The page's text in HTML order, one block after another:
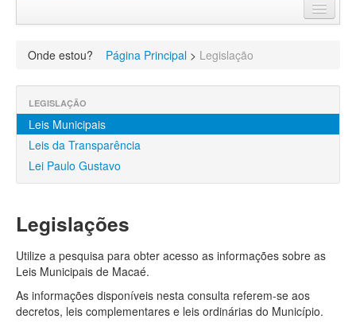
Planos Municipais
Finanças
Funcionalismo
Licitações e Contratos
Convênios
Locações
Controle Social
Onde estou? Página Principal > Legislação
LEGISLAÇÃO
Leis Municipais
Leis da Transparência
Lei Paulo Gustavo
Legislações
Utilize a pesquisa para obter acesso as informações sobre as
Leis Municipais de Macaé.
As informações disponíveis nesta consulta referem-se aos
decretos, leis complementares e leis ordinárias do Município.